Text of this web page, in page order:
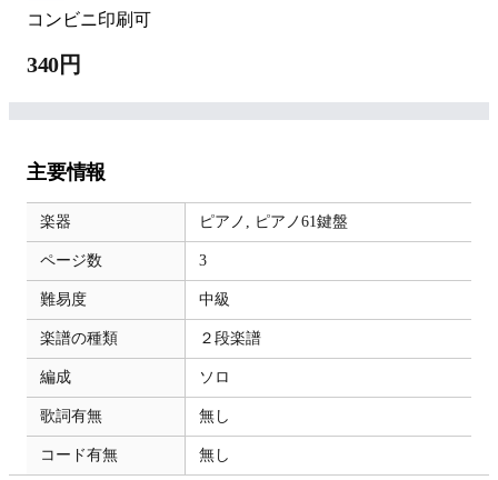
コンビニ印刷可
340円
主要情報
楽器 ピアノ, ピアノ61鍵盤
ページ数 3
難易度 中級
楽譜の種類 ２段楽譜
編成 ソロ
歌詞有無 無し
コード有無 無し